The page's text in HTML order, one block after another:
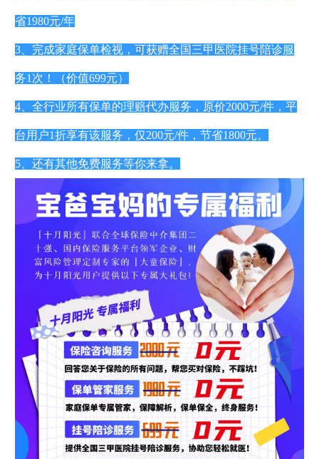
省1980元/年
3、完成家庭保单检视，可获赠全国三甲医院挂号陪诊服
务1次！（价值699元）
4、全行业所有保单的理赔代办服务，原价2000元/件，平
台用户1折享有该服务，仅200元/件，节省1800元。
5、还有其他免费服务等你来拿。